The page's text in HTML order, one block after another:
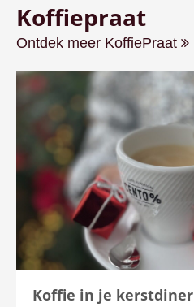
Koffiepraat
Ontdek meer KoffiePraat
Koffie in je kerstdiner